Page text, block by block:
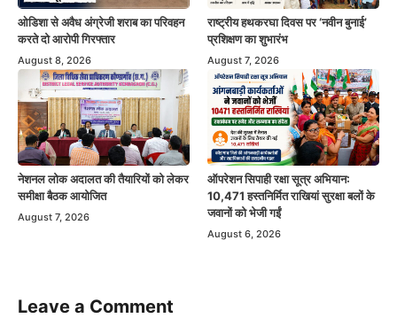
ओडिशा से अवैध अंग्रेजी शराब का परिवहन
करते दो आरोपी गिरफ्तार
August 8, 2026
राष्ट्रीय हथकरघा दिवस पर ‘नवीन बुनाई’
प्रशिक्षण का शुभारंभ
August 7, 2026
नेशनल लोक अदालत की तैयारियों को लेकर
समीक्षा बैठक आयोजित
August 7, 2026
ऑपरेशन सिपाही रक्षा सूत्र अभियान:
10,471 हस्तनिर्मित राखियां सुरक्षा बलों के
जवानों को भेजी गईं
August 6, 2026
Leave a Comment